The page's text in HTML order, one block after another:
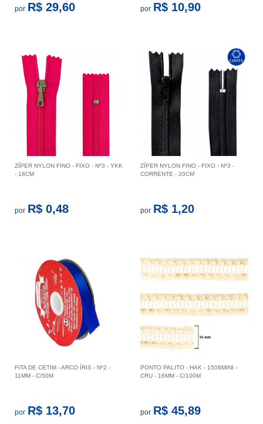
por R$ 29,60 por R$ 10,90
ZÍPER NYLON FINO - FIXO - Nº3 - YKK
- 18CM
por R$ 0,48
ZÍPER NYLON FINO - FIXO - Nº3 -
CORRENTE - 20CM
por R$ 1,20
FITA DE CETIM - ARCO ÍRIS - Nº2 -
11MM - C/50M
por R$ 13,70
PONTO PALITO - HAK - 1506MINI -
CRU - 16MM - C/100M
por R$ 45,89